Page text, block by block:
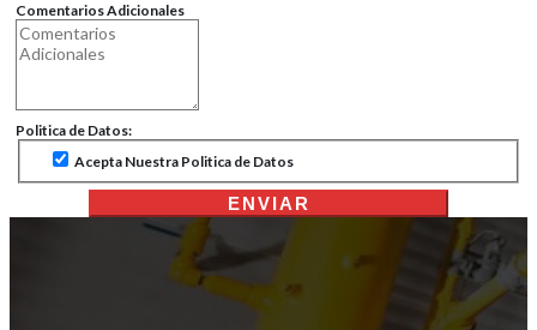
Comentarios Adicionales
Politica de Datos:
Acepta Nuestra Politica de Datos
ENVIAR